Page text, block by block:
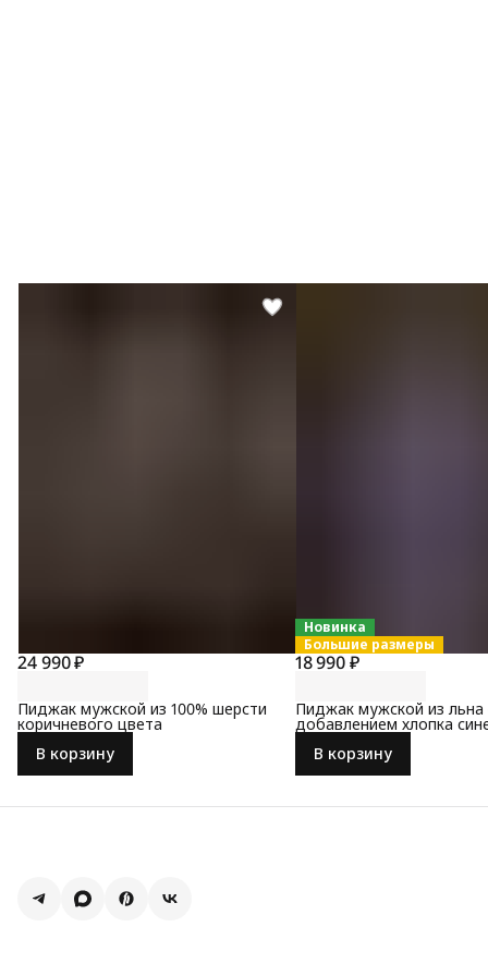
24 990 ₽
Пиджак мужской из 100% шерсти
коричневого цвета
В корзину
Новинка
Большие размеры
18 990 ₽
Пиджак мужской из льна
добавлением хлопка
коричневого цвета
В корзину